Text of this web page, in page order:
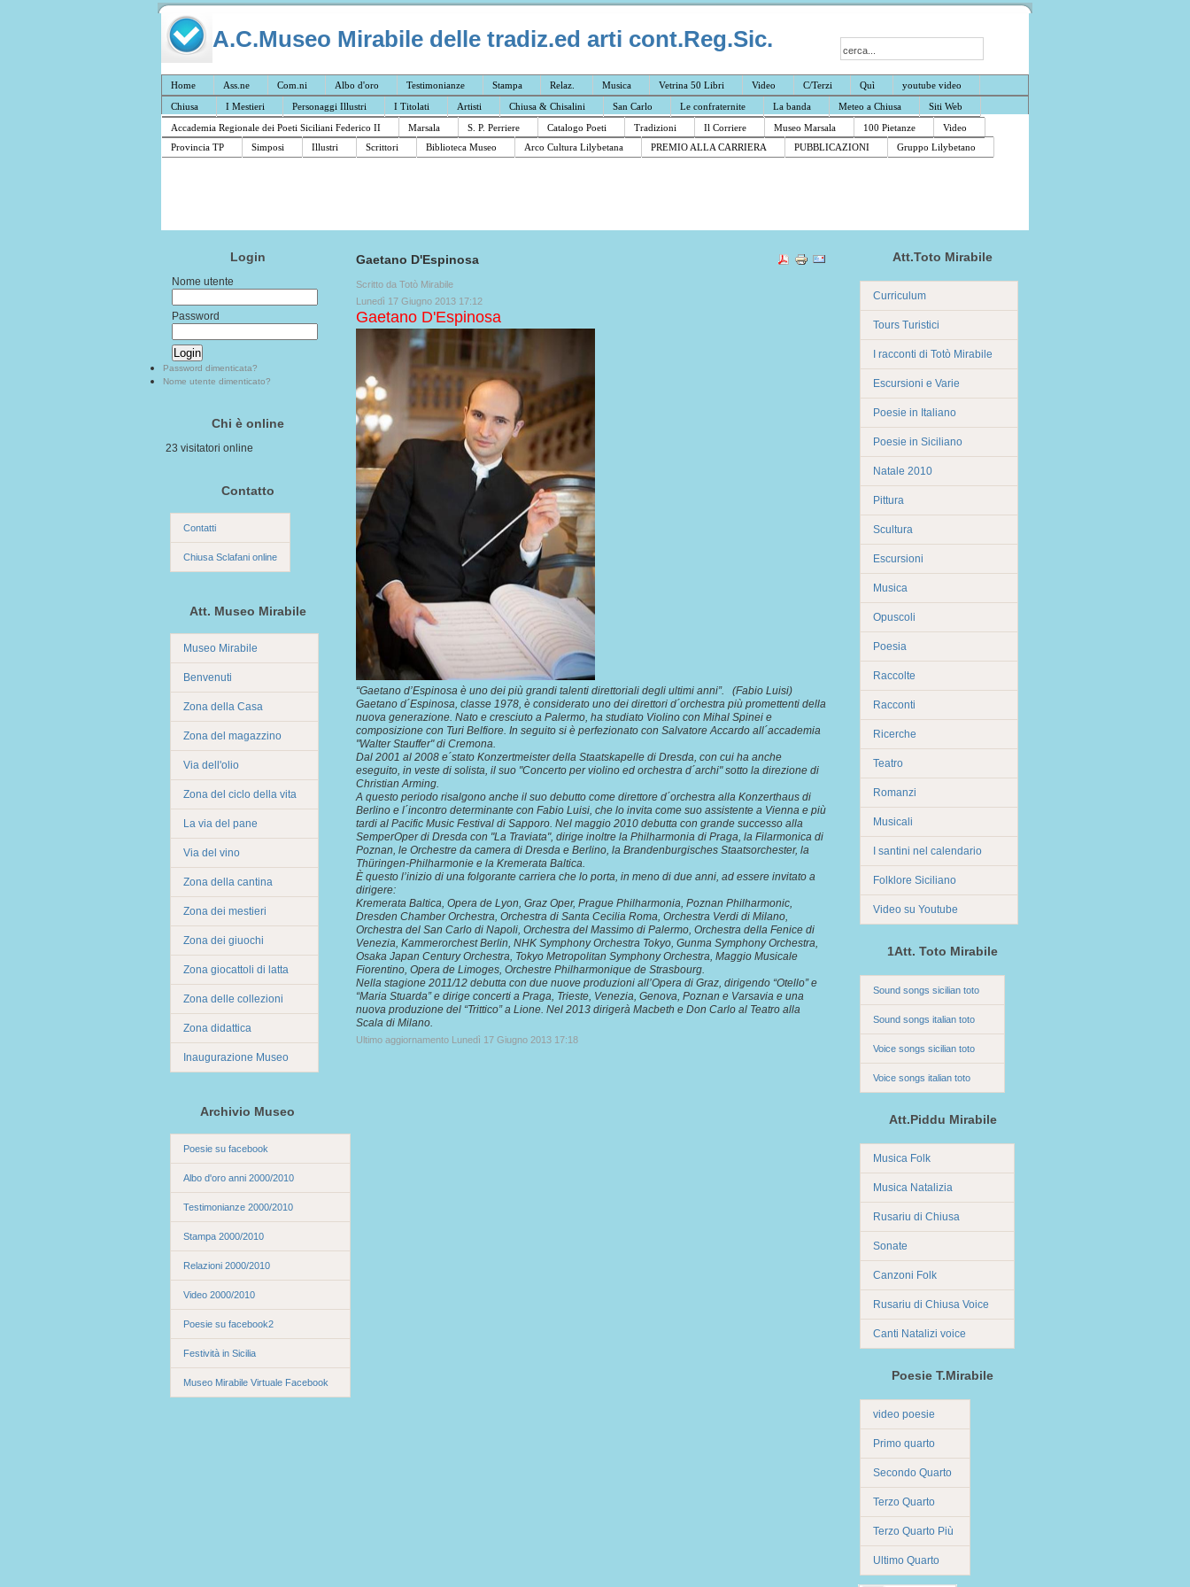
A.C.Museo Mirabile delle tradiz.ed arti cont.Reg.Sic.
Home Ass.ne Com.ni Albo d'oro Testimonianze Stampa Relaz. Musica Vetrina 50 Libri Video C/Terzi Quì
youtube video
Chiusa
I Mestieri Personaggi Illustri I Titolati Artisti Chiusa & Chisalini San Carlo Le confraternite La banda Meteo a Chiusa
Siti Web
Accademia Regionale dei Poeti Siciliani Federico II
Marsala S. P. Perriere Catalogo Poeti Tradizioni Il Corriere Museo Marsala 100 Pietanze
Video
Provincia TP
Simposi Illustri Scrittori Biblioteca Museo Arco Cultura Lilybetana PREMIO ALLA CARRIERA PUBBLICAZIONI Gruppo Lilybetano
Login
Nome utente
Password
Password dimenticata?
Nome utente dimenticato?
Chi è online
23 visitatori online
Contatto
Contatti
Chiusa Sclafani online
Att. Museo Mirabile
Museo Mirabile
Benvenuti
Zona della Casa
Zona del magazzino
Via dell'olio
Zona del ciclo della vita
La via del pane
Via del vino
Zona della cantina
Zona dei mestieri
Zona dei giuochi
Zona giocattoli di latta
Zona delle collezioni
Zona didattica
Inaugurazione Museo
Archivio Museo
Poesie su facebook
Albo d'oro anni 2000/2010
Testimonianze 2000/2010
Stampa 2000/2010
Relazioni 2000/2010
Video 2000/2010
Poesie su facebook2
Festività in Sicilia
Museo Mirabile Virtuale Facebook
Gaetano D'Espinosa
Scritto da Totò Mirabile
Lunedì 17 Giugno 2013 17:12
Gaetano D'Espinosa
“Gaetano d’Espinosa è uno dei più grandi talenti direttoriali degli ultimi anni”. (Fabio Luisi)
Gaetano d´Espinosa, classe 1978, è considerato uno dei direttori d´orchestra più promettenti della
nuova generazione. Nato e cresciuto a Palermo, ha studiato Violino con Mihal Spinei e
composizione con Turi Belfiore. In seguito si è perfezionato con Salvatore Accardo all´accademia
"Walter Stauffer" di Cremona.
Dal 2001 al 2008 e´stato Konzertmeister della Staatskapelle di Dresda, con cui ha anche
eseguito, in veste di solista, il suo "Concerto per violino ed orchestra d´archi" sotto la direzione di
Christian Arming.
A questo periodo risalgono anche il suo debutto come direttore d´orchestra alla Konzerthaus di
Berlino e l´incontro determinante con Fabio Luisi, che lo invita come suo assistente a Vienna e più
tardi al Pacific Music Festival di Sapporo. Nel maggio 2010 debutta con grande successo alla
SemperOper di Dresda con "La Traviata", dirige inoltre la Philharmonia di Praga, la Filarmonica di
Poznan, le Orchestre da camera di Dresda e Berlino, la Brandenburgisches Staatsorchester, la
Thüringen-Philharmonie e la Kremerata Baltica.
È questo l’inizio di una folgorante carriera che lo porta, in meno di due anni, ad essere invitato a
dirigere:
Kremerata Baltica, Opera de Lyon, Graz Oper, Prague Philharmonia, Poznan Philharmonic,
Dresden Chamber Orchestra, Orchestra di Santa Cecilia Roma, Orchestra Verdi di Milano,
Orchestra del San Carlo di Napoli, Orchestra del Massimo di Palermo, Orchestra della Fenice di
Venezia, Kammerorchest Berlin, NHK Symphony Orchestra Tokyo, Gunma Symphony Orchestra,
Osaka Japan Century Orchestra, Tokyo Metropolitan Symphony Orchestra, Maggio Musicale
Fiorentino, Opera de Limoges, Orchestre Philharmonique de Strasbourg.
Nella stagione 2011/12 debutta con due nuove produzioni all’Opera di Graz, dirigendo “Otello” e
“Maria Stuarda” e dirige concerti a Praga, Trieste, Venezia, Genova, Poznan e Varsavia e una
nuova produzione del “Trittico” a Lione. Nel 2013 dirigerà Macbeth e Don Carlo al Teatro alla
Scala di Milano.
Ultimo aggiornamento Lunedì 17 Giugno 2013 17:18
Att.Toto Mirabile
Curriculum
Tours Turistici
I racconti di Totò Mirabile
Escursioni e Varie
Poesie in Italiano
Poesie in Siciliano
Natale 2010
Pittura
Scultura
Escursioni
Musica
Opuscoli
Poesia
Raccolte
Racconti
Ricerche
Teatro
Romanzi
Musicali
I santini nel calendario
Folklore Siciliano
Video su Youtube
1Att. Toto Mirabile
Sound songs sicilian toto
Sound songs italian toto
Voice songs sicilian toto
Voice songs italian toto
Att.Piddu Mirabile
Musica Folk
Musica Natalizia
Rusariu di Chiusa
Sonate
Canzoni Folk
Rusariu di Chiusa Voice
Canti Natalizi voice
Poesie T.Mirabile
video poesie
Primo quarto
Secondo Quarto
Terzo Quarto
Terzo Quarto Più
Ultimo Quarto